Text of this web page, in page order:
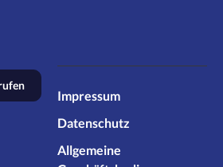
Impressum
Datenschutz
Allgemeine